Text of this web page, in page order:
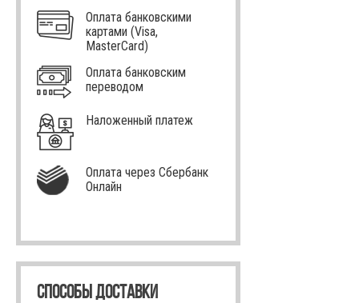
Оплата банковскими
картами (Visa,
MasterCard)
Оплата банковским
переводом
Наложенный платеж
Оплата через Сбербанк
Онлайн
СПОСОБЫ ДОСТАВКИ